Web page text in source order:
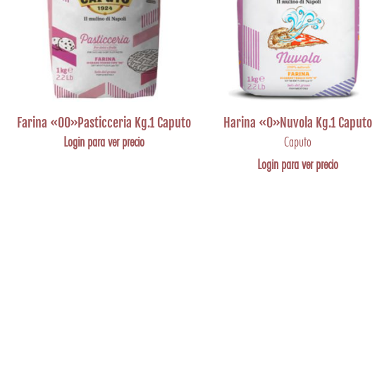
Farina «00»Pasticceria Kg.1 Caputo
Login para ver precio
Harina «0»Nuvola Kg.1 Caputo
Caputo
Login para ver precio